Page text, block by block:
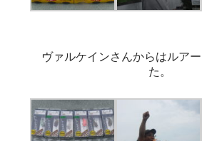
ヴァルケインさんからはルア
た。